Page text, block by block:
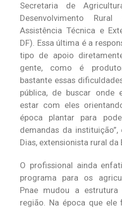
Secretaria de
Desenvolvimento
Assistência Técnica e
DF). Essa última é a
tipo de apoio
gente, como é
bastante essas
pública, de buscar onde
estar com eles
época plantar para
demandas da
Dias, extensionista rural da
O profissional ainda
programa para os
Pnae mudou a
região. Na época que